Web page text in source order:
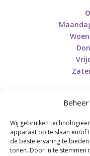
Wij gebruiken
apparaat op te slaan en/of
de beste ervaring te
tonen. Door in te stemmen
Retourneren en